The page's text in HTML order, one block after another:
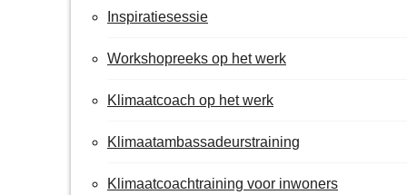
Inspiratiesessie
Workshopreeks op het werk
Klimaatcoach op het werk
Klimaatambassadeurstraining
Klimaatcoachtraining voor inwoners